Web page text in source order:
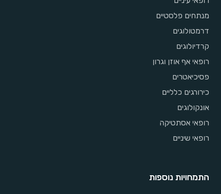
מנתחים פלסטיים
דרמטולוגים
קרדיולוגים
רופאי אף אוזן וגרון
פסיכיאטרים
כירורגים כלליים
אונקולוגים
רופאי אסתטיקה
רופאי שיניים
התמחויות נוספות